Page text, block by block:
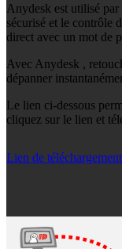
Anydesk est utilisé
sécurisé et le contrôle
direct avec un mot de
Avec Anydesk ,
dépanner
Le lien ci-dessous
cliquez sur le lien et
Lien de